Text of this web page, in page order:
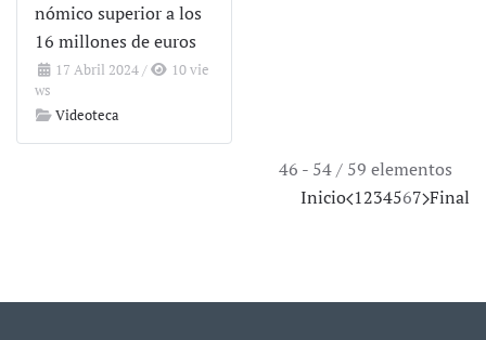
nómico superior a los
16 millones de euros
17 Abril 2024/
10 vie
ws
Videoteca
46 - 54 / 59 elementos
Inicio 1234567 Final